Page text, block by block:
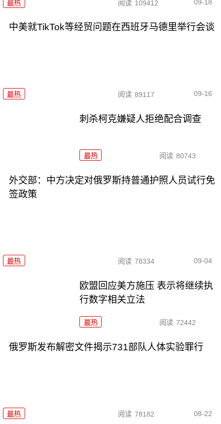
最热 阅读 109412 09-18
中美就TikTok等经贸问题在西班牙马德里举行会谈
最热 阅读 89117 09-16
刺杀柯克嫌疑人拒绝配合调查
最热 阅读 80743
外交部：中方决定对俄罗斯持普通护照人员试行免
签政策
最热 阅读 78334 09-04
欧盟回应美方施压 表示将继续执
行数字相关立法
最热 阅读 72442
俄罗斯发布解密文件揭示731部队人体实验罪行
最热 阅读 78182 08-22